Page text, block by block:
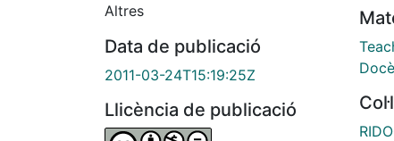
Altres
Data de publicació
2011-03-24T15:19:25Z
Llicència de publicació